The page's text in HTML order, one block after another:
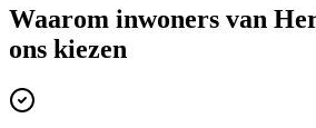
Waarom inwoners van
ons kiezen